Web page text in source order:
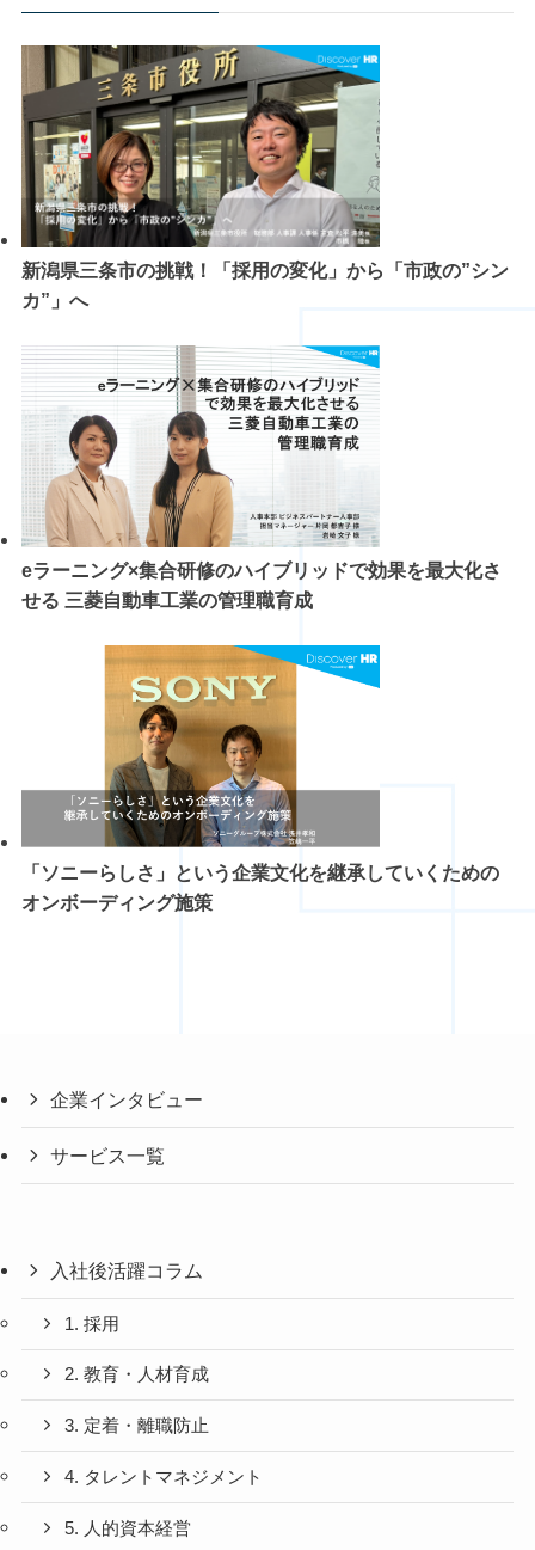
新潟県三条市の挑戦！「採用の変化」から「市政の”シン
カ”」へ
eラーニング×集合研修のハイブリッドで効果を最大化さ
せる 三菱自動車工業の管理職育成
「ソニーらしさ」という企業文化を継承していくための
オンボーディング施策
企業インタビュー
サービス一覧
入社後活躍コラム
1. 採用
2. 教育・人材育成
3. 定着・離職防止
4. タレントマネジメント
5. 人的資本経営